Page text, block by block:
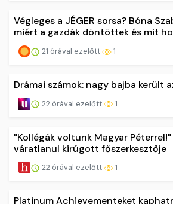
Végleges a JÉGER sorsa? Bóna
miért a gazdák döntöttek és mit
21 órával ezelőtt 1
Drámai számok: nagy bajba került
22 órával ezelőtt 1
"Kollégák voltunk Magyar
váratlanul kirúgott főszerkesztője
22 órával ezelőtt 1
Platinum Achievementeket